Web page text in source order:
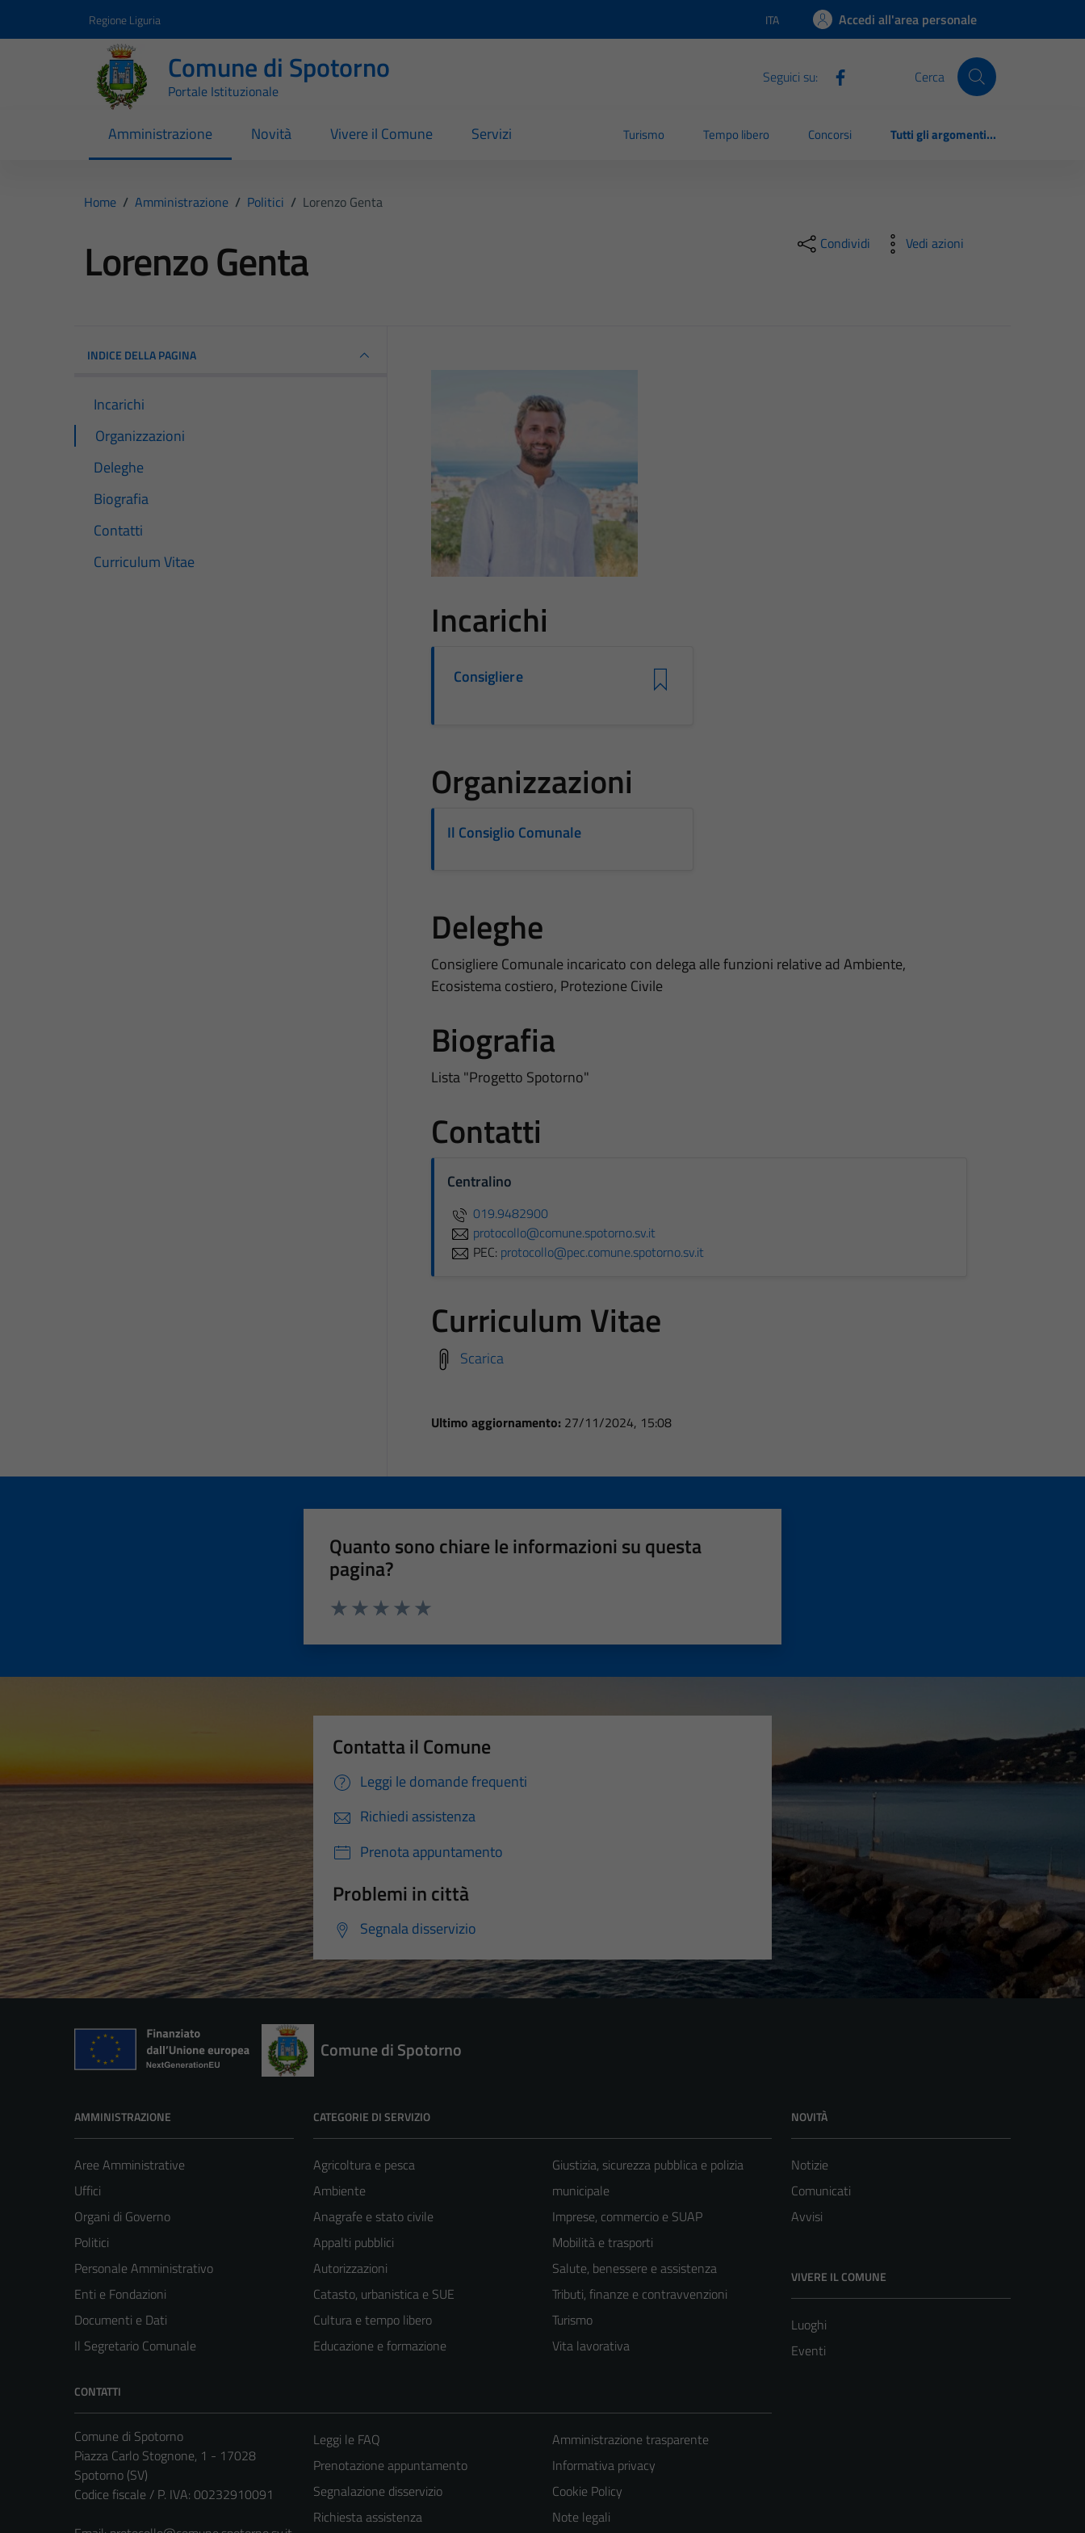
Regione Liguria Lingua attiva:
ITA Accedi all'area personale
Comune di Spotorno
Portale Istituzionale
Seguici su: Cerca
Amministrazione Novità Vivere il Comune Servizi Turismo Tempo libero Concorsi Tutti gli argomenti...
Home / Amministrazione / Politici / Lorenzo Genta
Lorenzo Genta Condividi Vedi azioni
INDICE DELLA PAGINA
Incarichi
Organizzazioni
Deleghe
Biografia
Contatti
Curriculum Vitae
Incarichi
Consigliere
Organizzazioni
Il Consiglio Comunale
Deleghe
Consigliere Comunale incaricato con delega alle funzioni relative ad Ambiente,
Ecosistema costiero, Protezione Civile
Biografia
Lista "Progetto Spotorno"
Contatti
Centralino
019.9482900
protocollo@comune.spotorno.sv.it
PEC: protocollo@pec.comune.spotorno.sv.it
Curriculum Vitae
Scarica
Ultimo aggiornamento: 27/11/2024, 15:08
Quanto sono chiare le informazioni su questa
pagina?
Contatta il Comune
Leggi le domande frequenti
Richiedi assistenza
Prenota appuntamento
Problemi in città
Segnala disservizio
Comune di Spotorno
AMMINISTRAZIONE
Aree Amministrative
Uffici
Organi di Governo
Politici
Personale Amministrativo
Enti e Fondazioni
Documenti e Dati
Il Segretario Comunale
CATEGORIE DI SERVIZIO
Agricoltura e pesca
Ambiente
Anagrafe e stato civile
Appalti pubblici
Autorizzazioni
Catasto, urbanistica e SUE
Cultura e tempo libero
Educazione e formazione
Giustizia, sicurezza pubblica e polizia
municipale
Imprese, commercio e SUAP
Mobilità e trasporti
Salute, benessere e assistenza
Tributi, finanze e contravvenzioni
Turismo
Vita lavorativa
NOVITÀ
Notizie
Comunicati
Avvisi
VIVERE IL COMUNE
Luoghi
Eventi
CONTATTI
Comune di Spotorno
Piazza Carlo Stognone, 1 - 17028
Spotorno (SV)
Codice fiscale / P. IVA: 00232910091
Leggi le FAQ
Prenotazione appuntamento
Segnalazione disservizio
Richiesta assistenza
Amministrazione trasparente
Informativa privacy
Cookie Policy
Note legali